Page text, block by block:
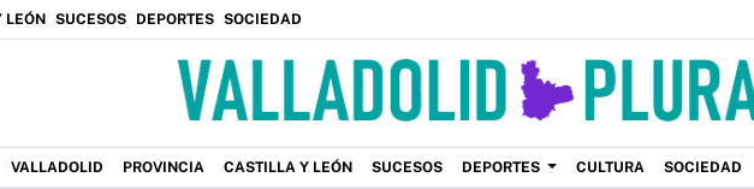
LEÓN SUCESOS DEPORTES SOCIEDAD
VALLADOLID PROVINCIA CASTILLA Y LEÓN SUCESOS DEPORTES CULTURA SOCIEDAD